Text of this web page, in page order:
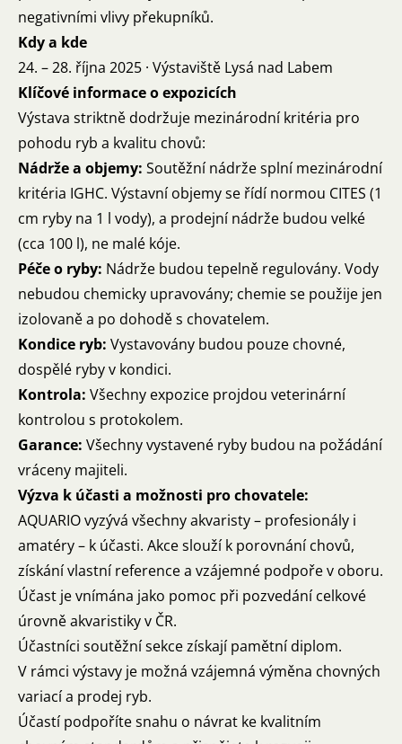
negativními vlivy překupníků.
Kdy a kde
24. – 28. října 2025 · Výstaviště Lysá nad Labem
Klíčové informace o expozicích
Výstava striktně dodržuje mezinárodní kritéria pro
pohodu ryb a kvalitu chovů:
Nádrže a objemy: Soutěžní nádrže splní mezinárodní
kritéria IGHC. Výstavní objemy se řídí normou CITES (1
cm ryby na 1 l vody), a prodejní nádrže budou velké
(cca 100 l), ne malé kóje.
Péče o ryby: Nádrže budou tepelně regulovány. Vody
nebudou chemicky upravovány; chemie se použije jen
izolovaně a po dohodě s chovatelem.
Kondice ryb: Vystavovány budou pouze chovné,
dospělé ryby v kondici.
Kontrola: Všechny expozice projdou veterinární
kontrolou s protokolem.
Garance: Všechny vystavené ryby budou na požádání
vráceny majiteli.
Výzva k účasti a možnosti pro chovatele:
AQUARIO vyzývá všechny akvaristy – profesionály i
amatéry – k účasti. Akce slouží k porovnání chovů,
získání vlastní reference a vzájemné podpoře v oboru.
Účast je vnímána jako pomoc při pozvedání celkové
úrovně akvaristiky v ČR.
Účastníci soutěžní sekce získají pamětní diplom.
V rámci výstavy je možná vzájemná výměna chovných
variací a prodej ryb.
Účastí podpoříte snahu o návrat ke kvalitním